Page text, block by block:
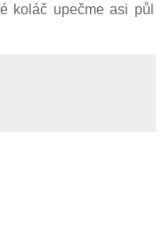
koláč upečme asi půl